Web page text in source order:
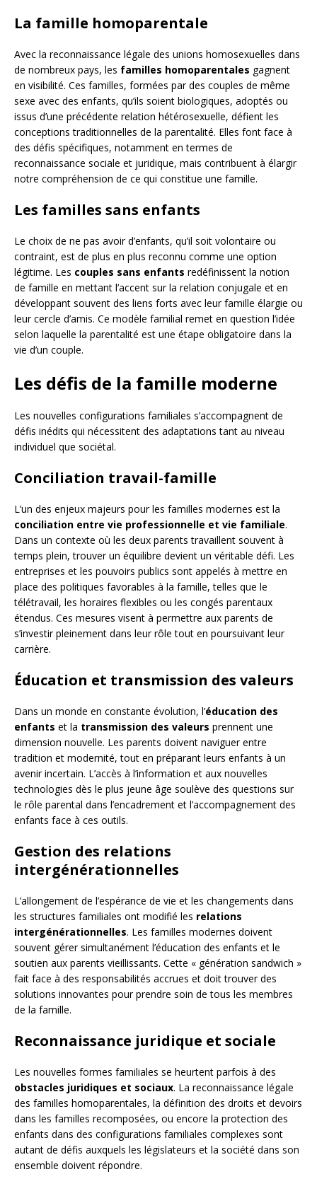
La famille homoparentale
Avec la reconnaissance légale des unions homosexuelles dans
de nombreux pays, les familles homoparentales gagnent
en visibilité. Ces familles, formées par des couples de même
sexe avec des enfants, qu’ils soient biologiques, adoptés ou
issus d’une précédente relation hétérosexuelle, défient les
conceptions traditionnelles de la parentalité. Elles font face à
des défis spécifiques, notamment en termes de
reconnaissance sociale et juridique, mais contribuent à élargir
notre compréhension de ce qui constitue une famille.
Les familles sans enfants
Le choix de ne pas avoir d’enfants, qu’il soit volontaire ou
contraint, est de plus en plus reconnu comme une option
légitime. Les couples sans enfants redéfinissent la notion
de famille en mettant l’accent sur la relation conjugale et en
développant souvent des liens forts avec leur famille élargie ou
leur cercle d’amis. Ce modèle familial remet en question l’idée
selon laquelle la parentalité est une étape obligatoire dans la
vie d’un couple.
Les défis de la famille moderne
Les nouvelles configurations familiales s’accompagnent de
défis inédits qui nécessitent des adaptations tant au niveau
individuel que sociétal.
Conciliation travail-famille
L’un des enjeux majeurs pour les familles modernes est la
conciliation entre vie professionnelle et vie familiale.
Dans un contexte où les deux parents travaillent souvent à
temps plein, trouver un équilibre devient un véritable défi. Les
entreprises et les pouvoirs publics sont appelés à mettre en
place des politiques favorables à la famille, telles que le
télétravail, les horaires flexibles ou les congés parentaux
étendus. Ces mesures visent à permettre aux parents de
s’investir pleinement dans leur rôle tout en poursuivant leur
carrière.
Éducation et transmission des valeurs
Dans un monde en constante évolution, l’éducation des
enfants et la transmission des valeurs prennent une
dimension nouvelle. Les parents doivent naviguer entre
tradition et modernité, tout en préparant leurs enfants à un
avenir incertain. L’accès à l’information et aux nouvelles
technologies dès le plus jeune âge soulève des questions sur
le rôle parental dans l’encadrement et l’accompagnement des
enfants face à ces outils.
Gestion des relations
intergénérationnelles
L’allongement de l’espérance de vie et les changements dans
les structures familiales ont modifié les relations
intergénérationnelles. Les familles modernes doivent
souvent gérer simultanément l’éducation des enfants et le
soutien aux parents vieillissants. Cette « génération sandwich »
fait face à des responsabilités accrues et doit trouver des
solutions innovantes pour prendre soin de tous les membres
de la famille.
Reconnaissance juridique et sociale
Les nouvelles formes familiales se heurtent parfois à des
obstacles juridiques et sociaux. La reconnaissance légale
des familles homoparentales, la définition des droits et devoirs
dans les familles recomposées, ou encore la protection des
enfants dans des configurations familiales complexes sont
autant de défis auxquels les législateurs et la société dans son
ensemble doivent répondre.